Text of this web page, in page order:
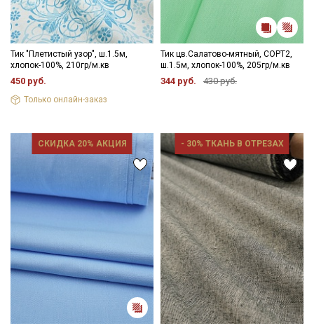
Тик "Плетистый узор", ш.1.5м,
хлопок-100%, 210гр/м.кв
450 руб.
Только онлайн-заказ
Тик цв.Салатово-мятный, СОРТ2,
ш.1.5м, хлопок-100%, 205гр/м.кв
344 руб. 430 руб.
СКИДКА 20% АКЦИЯ - 30% ТКАНЬ В ОТРЕЗАХ
Мы публикуем здесь дополнительные
промокоды и скидки до 30% на узкие
категории тканей
Электронная почта
Подписаться
Политикой обработки персональных
данныхи даюСогласие на обработку персональных
данных
Согласие на получение рекламных и
информационных рассылок